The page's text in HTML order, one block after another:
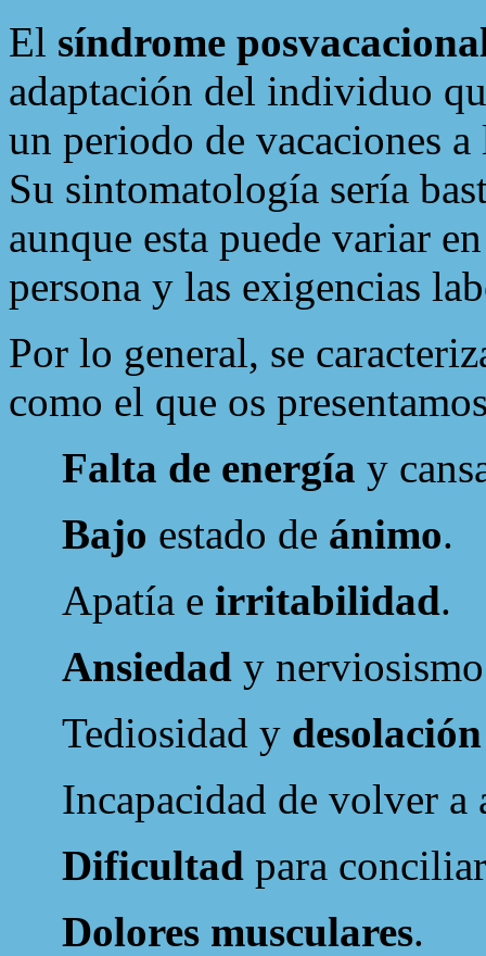
El síndrome
adaptación del individuo
un periodo de vacaciones
Su sintomatología sería
aunque esta puede variar
persona y las exigencias
Por lo general, se
como el que os
Falta de energía y
Bajo estado de ánimo.
Apatía e irritabilidad.
Ansiedad y
Tediosidad y desolación
Incapacidad de volver a
Dificultad para
Dolores musculares.